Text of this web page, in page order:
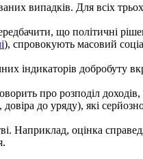
випадків. Для всіх
що політичні
), спровокують масовий
добробуту
про розподіл
до уряду), які
Наприклад, оцінка